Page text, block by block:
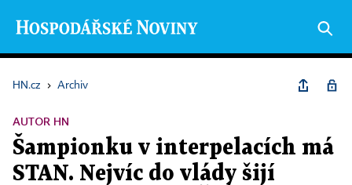
HN.cz › Archiv
AUTOR HN
Šampionku v interpelacích má
STAN. Nejvíc do vlády šijí